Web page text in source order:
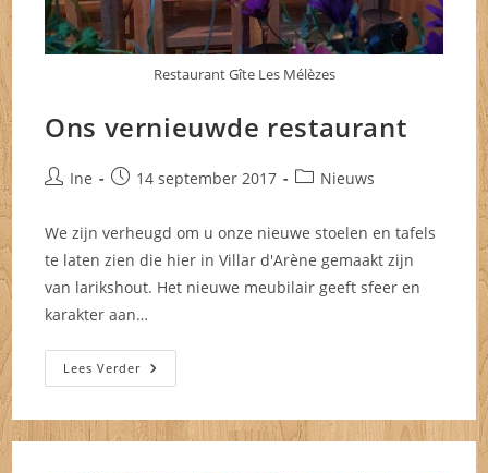
Restaurant Gîte Les Mélèzes
Ons vernieuwde restaurant
Bericht
Ine
Bericht
op:
14 september 2017 Berichtcategorie:
Nieuws
We zijn verheugd om u onze nieuwe stoelen en tafels
te laten zien die hier in Villar d'Arène gemaakt zijn
van larikshout. Het nieuwe meubilair geeft sfeer en
karakter aan…
Lees VerderOns
Vernieuwde